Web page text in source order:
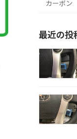
カーボン
最近の投